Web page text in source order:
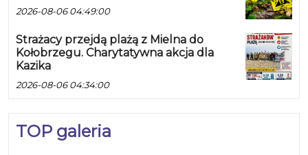
2026-08-06 04:49:00
Strażacy przejdą plażą z Mielna do
Kołobrzegu. Charytatywna akcja dla
Kazika
2026-08-06 04:34:00
TOP galeria